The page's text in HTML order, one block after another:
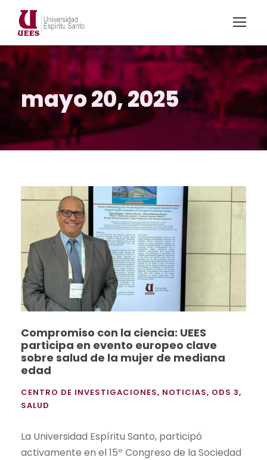
mayo 20, 2025
Compromiso con la ciencia: UEES
participa en evento europeo clave
sobre salud de la mujer de mediana
edad
CENTRO DE INVESTIGACIONES, NOTICIAS, ODS 3,
SALUD
La Universidad Espíritu Santo, participó
activamente en el 15º Congreso de la Sociedad